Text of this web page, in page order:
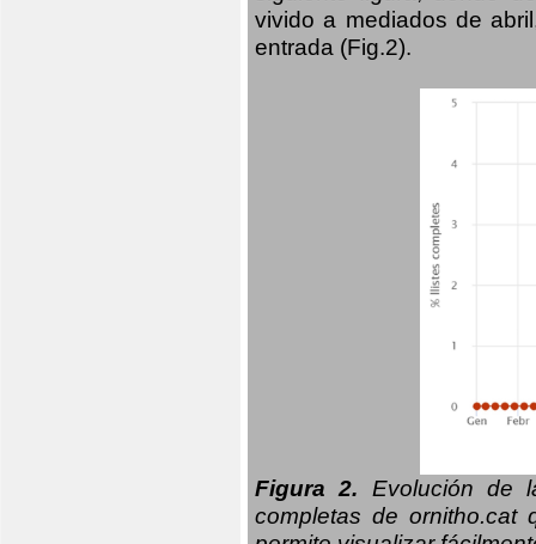
vivido a mediados de
entrada (Fig.2).
Figura 2. Evolución de
completas de